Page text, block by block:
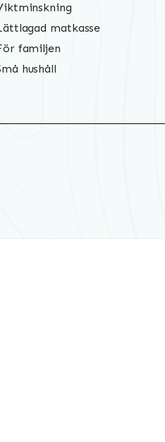
matkasse
familjen
hushåll